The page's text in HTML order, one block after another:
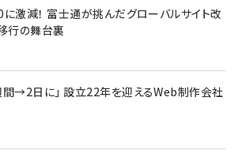
激減！ 富士通が挑んだグローバルサイト改
行の舞台裏
間→2日に」 設立22年を迎えるWeb制作会社